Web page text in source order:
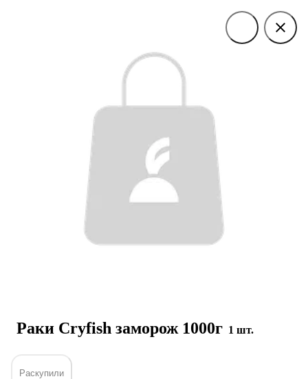
Раки Cryfish заморож 1000г 1 шт.
Раскупили